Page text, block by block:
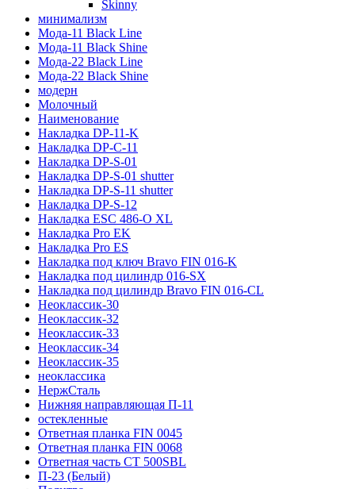
Skinny
минимализм
Мода-11 Black Line
Мода-11 Black Shine
Мода-22 Black Line
Мода-22 Black Shine
модерн
Молочный
Наименование
Накладка DP-11-K
Накладка DP-C-11
Накладка DP-S-01
Накладка DP-S-01 shutter
Накладка DP-S-11 shutter
Накладка DP-S-12
Накладка ESC 486-O XL
Накладка Pro EK
Накладка Pro ES
Накладка под ключ Bravo FIN 016-K
Накладка под цилиндр 016-SX
Накладка под цилиндр Bravo FIN 016-СL
Неоклассик-30
Неоклассик-32
Неоклассик-33
Неоклассик-34
Неоклассик-35
неоклассика
НержСталь
Нижняя направляющая П-11
остекленные
Ответная планка FIN 0045
Ответная планка FIN 0068
Ответная часть СТ 500SBL
П-23 (Белый)